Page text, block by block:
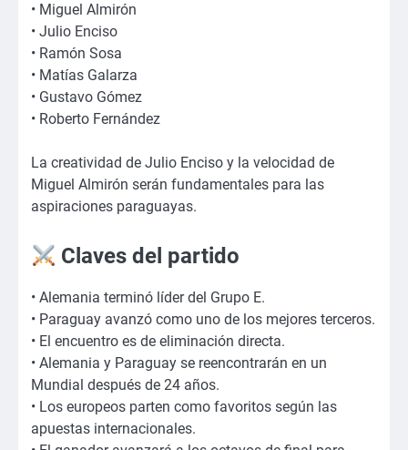
• Miguel Almirón
• Julio Enciso
• Ramón Sosa
• Matías Galarza
• Gustavo Gómez
• Roberto Fernández
La creatividad de Julio Enciso y la velocidad de
Miguel Almirón serán fundamentales para las
aspiraciones paraguayas.
Claves del partido
• Alemania terminó líder del Grupo E.
• Paraguay avanzó como uno de los mejores terceros.
• El encuentro es de eliminación directa.
• Alemania y Paraguay se reencontrarán en un
Mundial después de 24 años.
• Los europeos parten como favoritos según las
apuestas internacionales.